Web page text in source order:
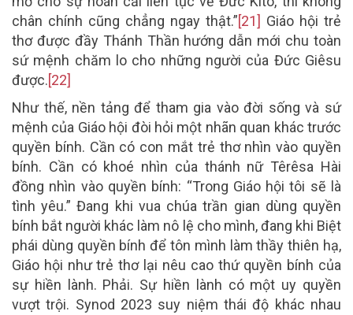
chân chính cũng chẳng ngay thật.”[21] Giáo hội trẻ
thơ được đầy Thánh Thần hướng dẫn mới chu toàn
sứ mệnh chăm lo cho những người của Đức Giêsu
được.[22]
Như thế, nền tảng để tham gia vào đời sống và sứ
mệnh của Giáo hội đòi hỏi một nhãn quan khác trước
quyền bính. Cần có con mắt trẻ thơ nhìn vào quyền
bính. Cần có khoé nhìn của thánh nữ Têrêsa Hài
đồng nhìn vào quyền bính: “Trong Giáo hội tôi sẽ là
tình yêu.” Đang khi vua chúa trần gian dùng quyền
bính bắt người khác làm nô lệ cho mình, đang khi Biệt
phái dùng quyền bính để tôn mình làm thầy thiên hạ,
Giáo hội như trẻ thơ lại nêu cao thứ quyền bính của
sự hiền lành. Phải. Sự hiền lành có một uy quyền
vượt trội. Synod 2023 suy niệm thái độ khác nhau